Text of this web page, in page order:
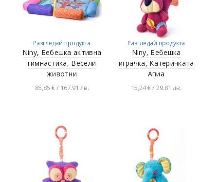
Разгледай продукта
Niny, Бебешка активна
гимнастика, Весели
животни
85,85 € / 167.91 лв.
Разгледай продукта
Niny, Бебешка
играчка, Катеричката
Апиа
15,24 € / 29.81 лв.